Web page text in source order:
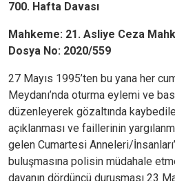
700. Hafta Davası
Mahkeme: 21. Asliye Ceza
Dosya No: 2020/559
27 Mayıs 1995’ten bu yana her
Meydanı’nda oturma eylemi ve
düzenleyerek gözaltında
açıklanması ve faillerinin
gelen Cumartesi Anneleri/
buluşmasına polisin müdahale
davanın dördüncü duruşması 23